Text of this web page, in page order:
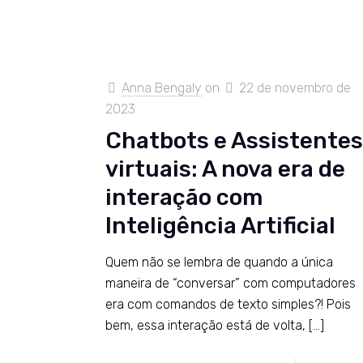
Anna Bengaly on
22 de novembro de
2023
Chatbots e Assistentes
virtuais: A nova era de
interação com
Inteligência Artificial
Quem não se lembra de quando a única
maneira de “conversar” com computadores
era com comandos de texto simples?! Pois
bem, essa interação está de volta, […]